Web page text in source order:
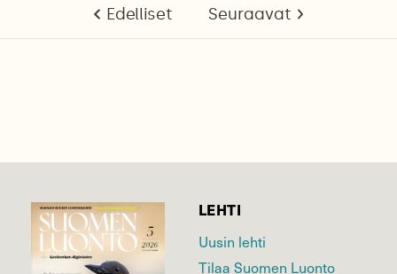
Edelliset Seuraavat
LEHTI
Uusin lehti
Tilaa Suomen Luonto